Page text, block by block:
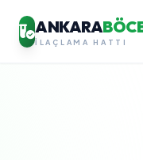
ANKARA
İLAÇLAMA HATTI